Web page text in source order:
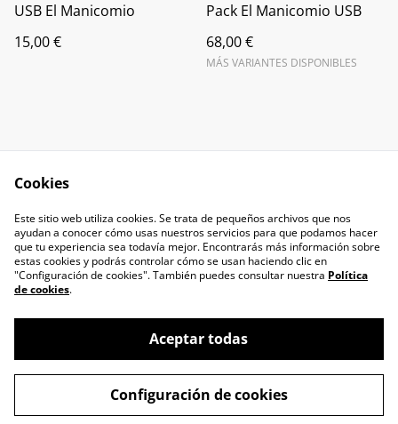
USB El Manicomio
15,00 €
Pack El Manicomio USB
68,00 €
MÁS VARIANTES DISPONIBLES
nosotros
Política de Privacidad
Política de cookies
©2026La Comparsa de Jona
powered by
Cookies
Este sitio web utiliza cookies. Se trata de pequeños archivos que nos
ayudan a conocer cómo usas nuestros servicios para que podamos hacer
que tu experiencia sea todavía mejor. Encontrarás más información sobre
estas cookies y podrás controlar cómo se usan haciendo clic en
"Configuración de cookies". También puedes consultar nuestra Política
de cookies.
Aceptar todas
Configuración de cookies